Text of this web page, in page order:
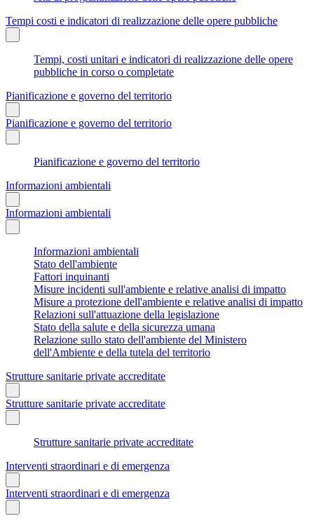
Tempi costi e indicatori di realizzazione delle opere pubbliche
Tempi, costi unitari e indicatori di realizzazione delle opere
pubbliche in corso o completate
Pianificazione e governo del territorio
Pianificazione e governo del territorio
Pianificazione e governo del territorio
Informazioni ambientali
Informazioni ambientali
Informazioni ambientali
Stato dell'ambiente
Fattori inquinanti
Misure incidenti sull'ambiente e relative analisi di impatto
Misure a protezione dell'ambiente e relative analisi di impatto
Relazioni sull'attuazione della legislazione
Stato della salute e della sicurezza umana
Relazione sullo stato dell'ambiente del Ministero
dell'Ambiente e della tutela del territorio
Strutture sanitarie private accreditate
Strutture sanitarie private accreditate
Strutture sanitarie private accreditate
Interventi straordinari e di emergenza
Interventi straordinari e di emergenza